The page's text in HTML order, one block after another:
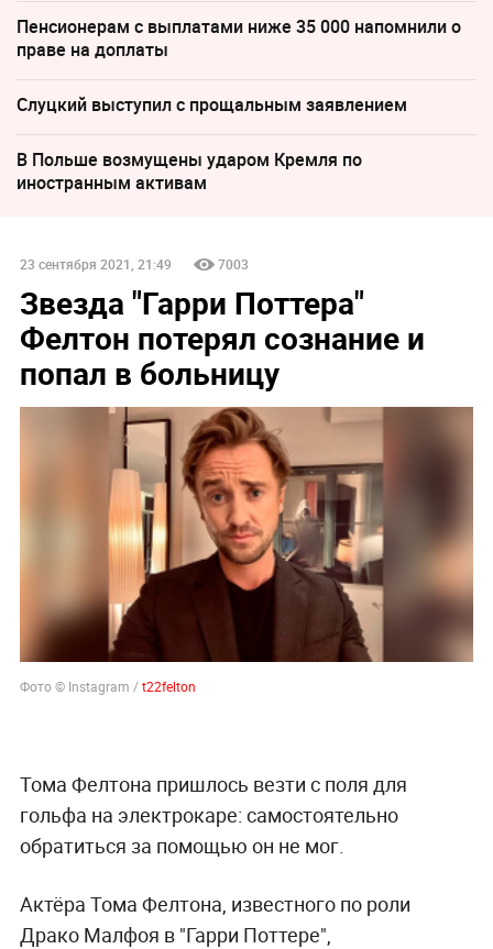
Пенсионерам с выплатами ниже 35 000 напомнили о
праве на доплаты
Слуцкий выступил с прощальным заявлением
В Польше возмущены ударом Кремля по
иностранным активам
23 сентября 2021, 21:49 7003
Звезда "Гарри Поттера"
Фелтон потерял сознание и
попал в больницу
Фото © Instagram /t22felton
Тома Фелтона пришлось везти с поля для
гольфа на электрокаре: самостоятельно
обратиться за помощью он не мог.
Актёра Тома Фелтона, известного по роли
Драко Малфоя в "Гарри Поттере",